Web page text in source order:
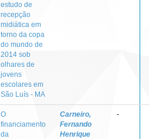
estudo de
recepção
midiática em
torno da copa
do mundo de
2014 sob
olhares de
jovens
escolares em
São Luís - MA
O
financiamento
da
Carneiro,
Fernando
Henrique
-